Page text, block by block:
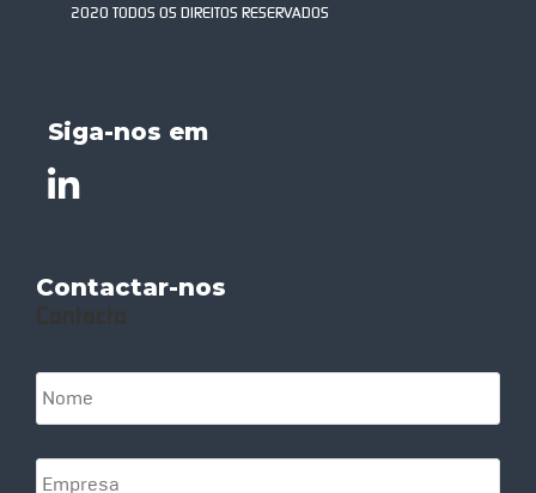
2020 TODOS OS DIREITOS RESERVADOS
Siga-nos em
Contactar-nos
N
o
m
*
E
m